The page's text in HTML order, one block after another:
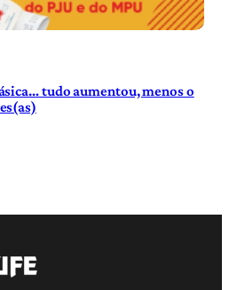
tudo aumentou, menos o